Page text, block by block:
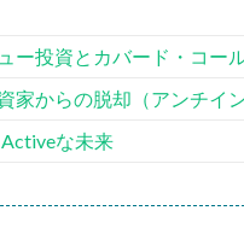
ー投資とカバード・コー
家からの脱却（アンチイ
な未来